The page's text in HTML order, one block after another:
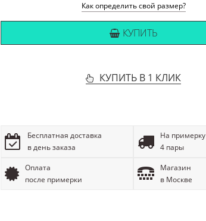
Как определить свой размер?
КУПИТЬ
КУПИТЬ В 1 КЛИК
Бесплатная доставка
в день заказа
На примерку
4 пары
Оплата
после примерки
Магазин
в Москве